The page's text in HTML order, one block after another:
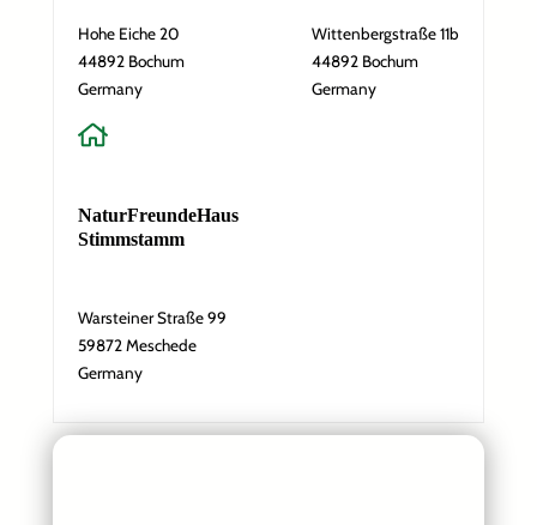
r
i
c
t
M
l
-
A
r
Absenden
Hohe Eiche 20
44892 Bochum
Germany
Wittenbergstraße 11b
44892 Bochum
Germany
NaturFreundeHaus
Stimmstamm
Warsteiner Straße 99
59872 Meschede
Germany